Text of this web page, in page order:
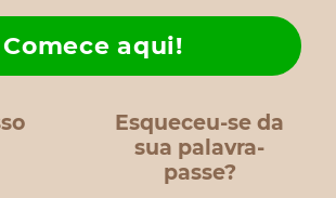
Esqueceu-se da
sua palavra-
passe?
Comece aqui!